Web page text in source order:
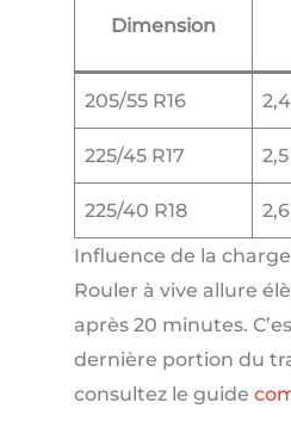
Dimension
205/55 R16
225/45 R17
225/40 R18
Influence de la
Rouler à vive allure
après 20 minutes.
dernière portion du
consultez le guide